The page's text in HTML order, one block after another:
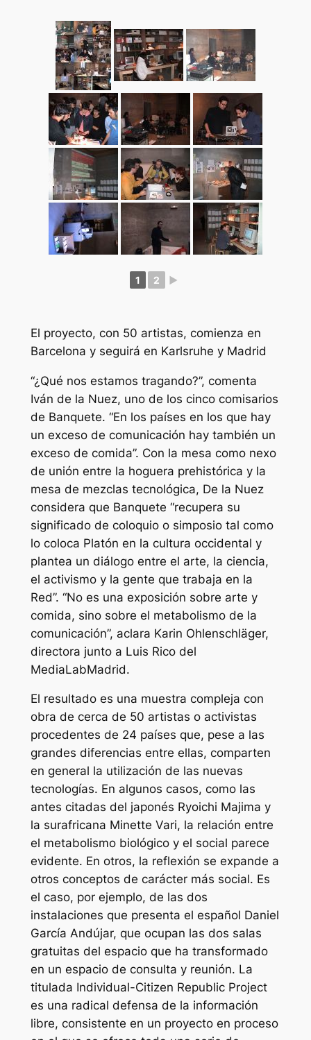
1 2 ►
El proyecto, con 50 artistas, comienza en
Barcelona y seguirá en Karlsruhe y Madrid
“¿Qué nos estamos tragando?”, comenta
Iván de la Nuez, uno de los cinco comisarios
de Banquete. “En los países en los que hay
un exceso de comunicación hay también un
exceso de comida”. Con la mesa como nexo
de unión entre la hoguera prehistórica y la
mesa de mezclas tecnológica, De la Nuez
considera que Banquete “recupera su
significado de coloquio o simposio tal como
lo coloca Platón en la cultura occidental y
plantea un diálogo entre el arte, la ciencia,
el activismo y la gente que trabaja en la
Red”. “No es una exposición sobre arte y
comida, sino sobre el metabolismo de la
comunicación”, aclara Karin Ohlenschläger,
directora junto a Luis Rico del
MediaLabMadrid.
El resultado es una muestra compleja con
obra de cerca de 50 artistas o activistas
procedentes de 24 países que, pese a las
grandes diferencias entre ellas, comparten
en general la utilización de las nuevas
tecnologías. En algunos casos, como las
antes citadas del japonés Ryoichi Majima y
la surafricana Minette Vari, la relación entre
el metabolismo biológico y el social parece
evidente. En otros, la reflexión se expande a
otros conceptos de carácter más social. Es
el caso, por ejemplo, de las dos
instalaciones que presenta el español Daniel
García Andújar, que ocupan las dos salas
gratuitas del espacio que ha transformado
en un espacio de consulta y reunión. La
titulada Individual-Citizen Republic Project
es una radical defensa de la información
libre, consistente en un proyecto en proceso